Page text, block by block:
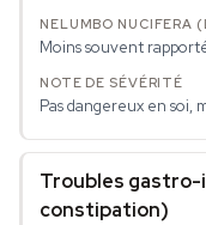
Moins souvent
Pas dangereux en soi,
Troubles
constipation)